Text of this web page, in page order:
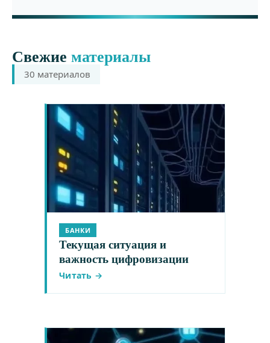
Свежие материалы
30 материалов
БАНКИ
Текущая ситуация и
важность цифровизации
Читать →